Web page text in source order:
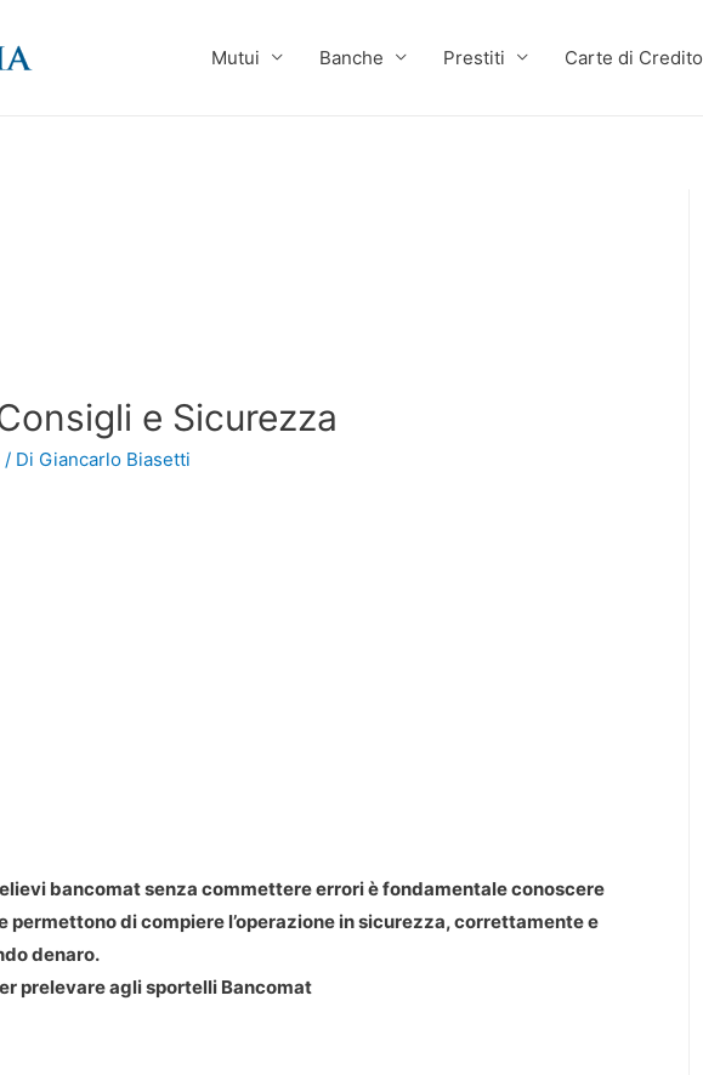
Mutui Banche Prestiti Carte di Credito
e Sicurezza
/ Di Giancarlo Biasetti
bancomat senza commettere errori è fondamentale conoscere
permettono di compiere l’operazione in sicurezza, correttamente e
denaro.
prelevare agli sportelli Bancomat